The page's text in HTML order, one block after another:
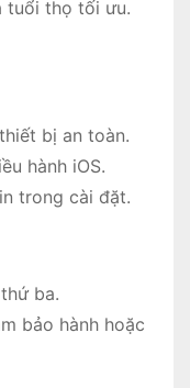
tuổi thọ tối ưu.
bị an toàn.
hành iOS.
trong cài đặt.
ba.
bảo hành hoặc